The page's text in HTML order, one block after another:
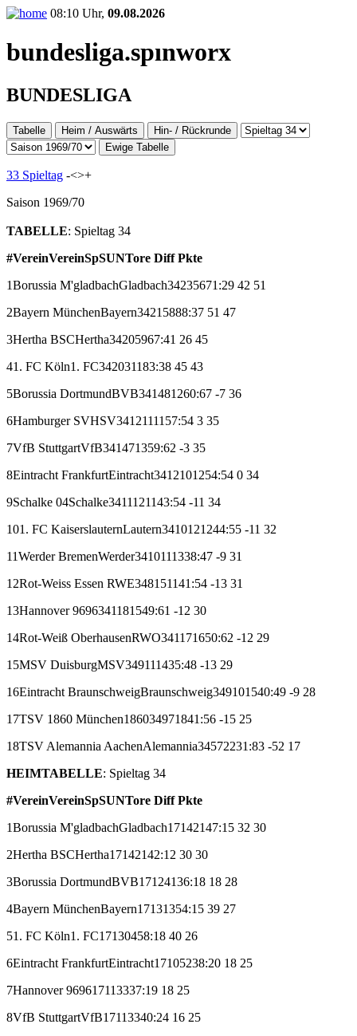
08:10 Uhr, 09.08.2026
bundesliga.spınworx
BUNDESLIGA
Tabelle Heim / Auswärts
Hin- / Rückrunde
Ewige Tabelle
33 Spieltag -<>+
Saison 1969/70
TABELLE: Spieltag 34
#VereinVereinSpSUNTore Diff Pkte
1Borussia M'gladbachGladbach34235671:29 42 51
2Bayern MünchenBayern3421 5888:37 51 47
3Hertha BSCHertha34205967:41 26 45
41. FC Köln1. FC342031183:38 45 43
5Borussia DortmundBVB341481260:67 -7 36
6Hamburger SVHSV34121111 57:54 3 35
7VfB StuttgartVfB341471359:62 -3 35
8Eintracht FrankfurtEintracht3412101254:54 0 34
9Schalke 04Schalke3411121143:54 -11 34
101. FC KaiserslauternLautern3410121244:55 -11 32
11Werder BremenWerder3410111338:47 -9 31
12Rot-Weiss Essen RWE348151141:54 -13 31
13Hannover 9696341181549:61 -12 30
14Rot-Weiß OberhausenRWO3411 71650:62 -12 29
15MSV DuisburgMSV349111435:48 -13 29
16Eintracht BraunschweigBraunschweig349101540:49 -9 28
17TSV 1860 München186034971841:56 -15 25
18TSV Alemannia AachenAlemannia34572231:83 -52 17
HEIMTABELLE: Spieltag 34
#VereinVereinSpSUNTore Diff Pkte
1Borussia M'gladbachGladbach17142147:15 32 30
2Hertha BSCHertha17142142:12 30 30
3Borussia DortmundBVB17124136:18 18 28
4Bayern MünchenBayern17131354:15 39 27
51. FC Köln1. FC17130458:18 40 26
6Eintracht FrankfurtEintracht17105238:20 18 25
7Hannover 969617113337:19 18 25
8VfB StuttgartVfB17113340:24 16 25